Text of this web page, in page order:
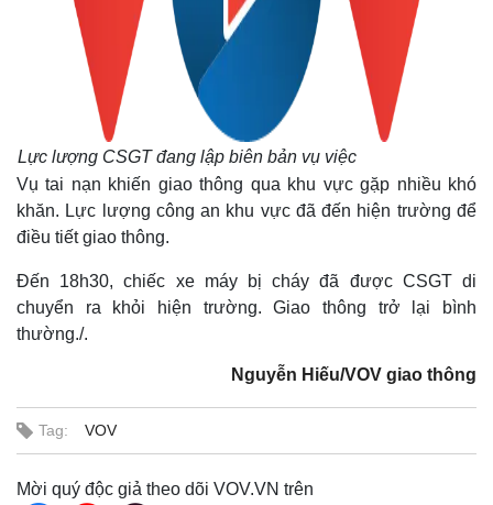
Lực lượng CSGT đang lập biên bản vụ việc
Vụ tai nạn khiến giao thông qua khu vực gặp nhiều khó
khăn. Lực lượng công an khu vực đã đến hiện trường để
điều tiết giao thông.
Đến 18h30, chiếc xe máy bị cháy đã được CSGT di
chuyển ra khỏi hiện trường. Giao thông trở lại bình
thường./.
Nguyễn Hiếu/VOV giao thông
Tag: VOV
Mời quý độc giả theo dõi VOV.VN trên